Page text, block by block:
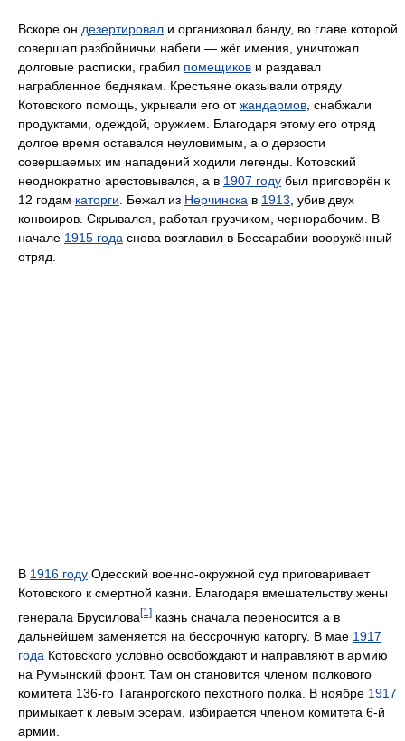
Вскоре он дезертировал и организовал банду, во главе которой
совершал разбойничьи набеги — жёг имения, уничтожал
долговые расписки, грабил помещиков и раздавал
награбленное беднякам. Крестьяне оказывали отряду
Котовского помощь, укрывали его отжандармов , снабжали
продуктами, одеждой, оружием. Благодаря этому его отряд
долгое время оставался неуловимым, а о дерзости
совершаемых им нападений ходили легенды. Котовский
неоднократно арестовывался, а в 1907 году был приговорён к
12 годам каторги . Бежал из Нерчинска в 1913 , убив двух
конвоиров. Скрывался, работая грузчиком, чернорабочим. В
начале 1915 года снова возглавил в Бессарабии вооружённый
отряд.
В 1916 году Одесский военно-окружной суд приговаривает
Котовского к смертной казни. Благодаря вмешательству жены
генерала Брусилова[1] казнь сначала переносится а в
дальнейшем заменяется на бессрочную каторгу. В мае 1917
года Котовского условно освобождают и направляют в армию
на Румынский фронт. Там он становится членом полкового
комитета 136-го Таганрогского пехотного полка. В ноябре 1917
примыкает к левым эсерам, избирается членом комитета 6-й
армии.